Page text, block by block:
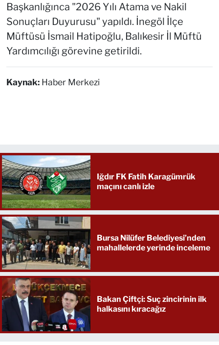
Başkanlığınca "2026 Yılı Atama ve Nakil
Sonuçları Duyurusu" yapıldı. İnegöl İlçe
Müftüsü İsmail Hatipoğlu, Balıkesir İl Müftü
Yardımcılığı görevine getirildi.
Kaynak: Haber Merkezi
Iğdır FK Fatih Karagümrük
maçını canlı izle
Bursa Nilüfer Belediyesi’nden
mahallelerde yerinde inceleme
Bakan Çiftçi: Suç zincirinin ilk
halkasını kıracağız